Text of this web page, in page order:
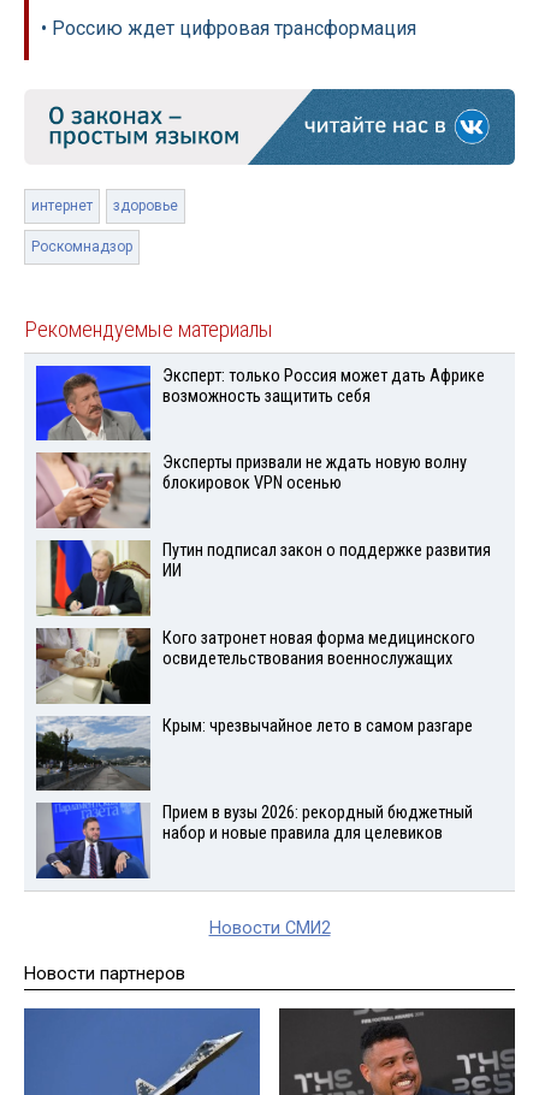
• Россию ждет цифровая трансформация
интернет здоровье
Роскомнадзор
Рекомендуемые материалы
Эксперт: только Россия может дать Африке
возможность защитить себя
Эксперты призвали не ждать новую волну
блокировок VPN осенью
Путин подписал закон о поддержке развития
ИИ
Кого затронет новая форма медицинского
освидетельствования военнослужащих
Крым: чрезвычайное лето в самом разгаре
Прием в вузы 2026: рекордный бюджетный
набор и новые правила для целевиков
Новости СМИ2
Новости партнеров